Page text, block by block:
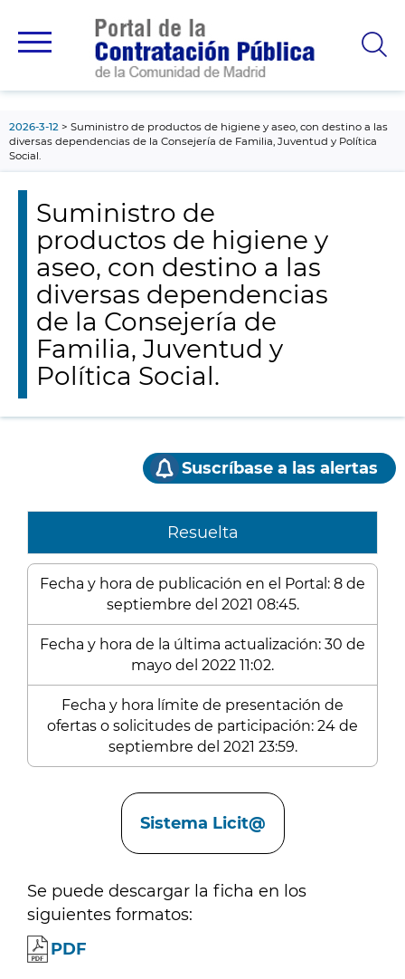
principal
2026-3-12
Suministro de productos de higiene y aseo, con destino a las
diversas dependencias de la Consejería de Familia, Juventud y Política
Social.
Suministro de
productos de higiene y
aseo, con destino a las
diversas dependencias
de la Consejería de
Familia, Juventud y
Política Social.
Suscríbase a las alertas
Resuelta
Fecha y hora de publicación en el Portal: 8 de
septiembre del 2021 08:45.
Fecha y hora de la última actualización: 30 de
mayo del 2022 11:02.
Fecha y hora límite de presentación de
ofertas o solicitudes de participación: 24 de
septiembre del 2021 23:59.
Sistema Licit@
Se puede descargar la ficha en los
siguientes formatos:
PDF